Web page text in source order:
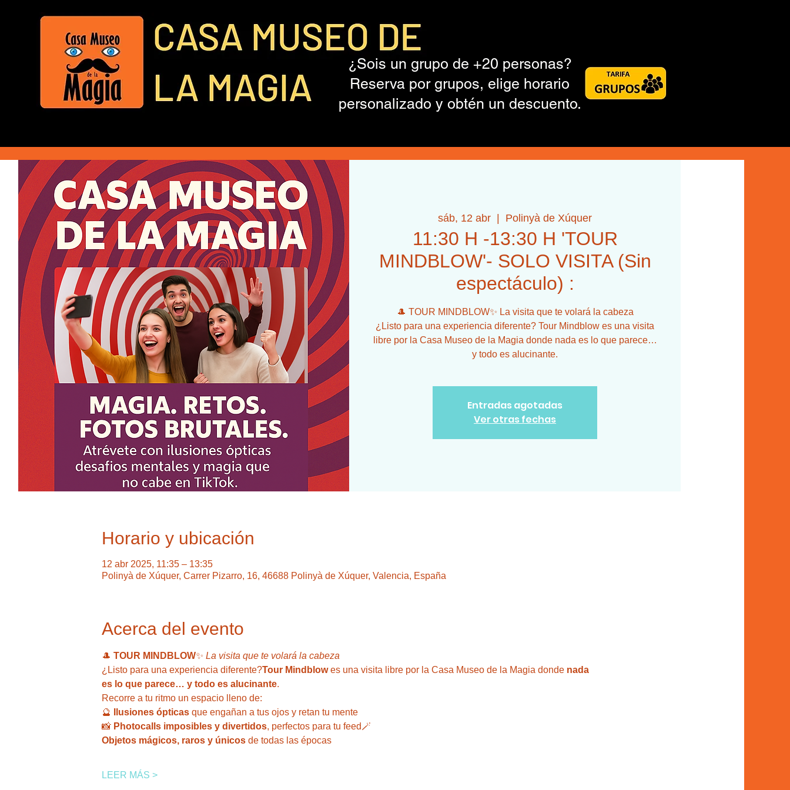
¿Sois un grupo de +20 personas?
Reserva por grupos, elige horario
personalizado y obtén un descuento.
sáb, 12 abr Polinyà de Xúquer
11:30 H -13:30 H 'TOUR
MINDBLOW'- SOLO VISITA (Sin
espectáculo) :
🎩 TOUR MINDBLOW✨ La visita que te volará la cabeza
¿Listo para una experiencia diferente? Tour Mindblow es una visita
libre por la Casa Museo de la Magia donde nada es lo que parece…
Entradas agotadas
Ver otras fechas
Horario y ubicación
12 abr 2025, 11:35 – 13:35
Polinyà de Xúquer, Carrer Pizarro, 16, 46688 Polinyà de Xúquer, Valencia, España
Acerca del evento
🎩 TOUR MINDBLOW✨ La visita que te volará la cabeza
¿Listo para una experiencia diferente?Tour Mindblow es una visita libre por la Casa Museo de la Magia donde nada
es lo que parece… y todo es alucinante.
Recorre a tu ritmo un espacio lleno de:
🔮
Ilusiones ópticas que engañan a tus ojos y retan tu mente
📸 Photocalls imposibles y divertidos, perfectos para tu feed🪄
Objetos mágicos, raros y únicos de todas las épocas
LEER MÁS >